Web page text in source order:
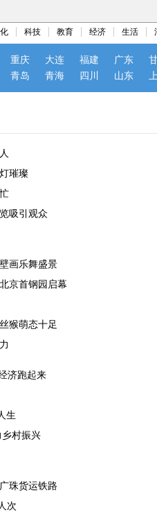
科技 教育 经济 生活
重庆 大连 福建 广东
青岛 青海 四川 山东
璀璨
吸引观众
画乐舞盛景
京首钢园启幕
猴萌态十足
济跑起来
生
村振兴
珠货运铁路
次